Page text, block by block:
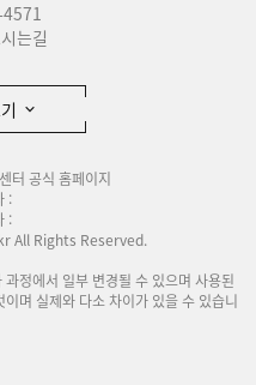
는길
터 공식 홈페이지
:
:
All Rights Reserved.
정에서 일부 변경될 수 있으며 사용된
며 실제와 다소 차이가 있을 수 있습니